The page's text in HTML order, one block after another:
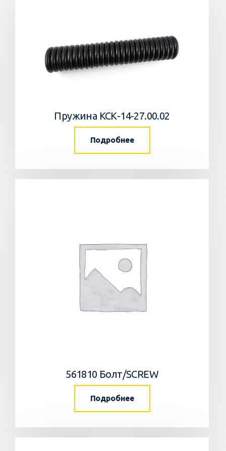
Пружина КСК-14-27.00.02
Подробнее
561810 Болт/SCREW
Подробнее